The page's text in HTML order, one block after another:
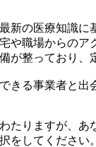
新の医療知識
や職場からの
が整っており
きる事業者と出
たりますが、あ
をしてください。